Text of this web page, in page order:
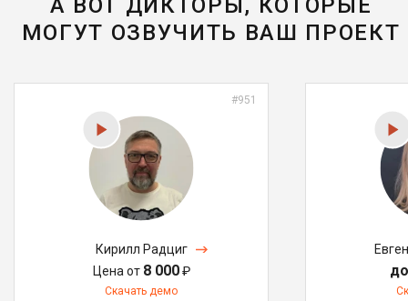
А ВОТ ДИКТОРЫ, КОТОРЫЕ
МОГУТ ОЗВУЧИТЬ ВАШ ПРОЕКТ
#951
Кирилл Радциг
Цена от 8 000₽
Скачать демо